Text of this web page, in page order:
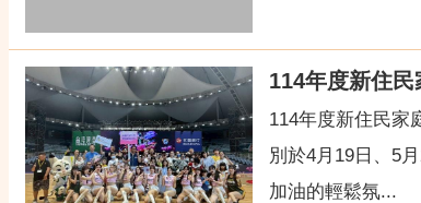
114年度新住
114年度新住民家
別於4月19日、5
加油的輕鬆氛...